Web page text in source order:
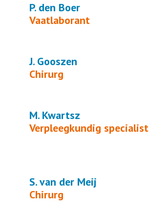
P. den Boer
Vaatlaborant
J. Gooszen
Chirurg
M. Kwartsz
Verpleegkundig specialist
S. van der Meij
Chirurg